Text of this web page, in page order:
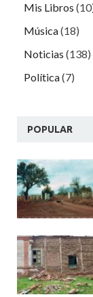
Mis Libros
Música(18)
Noticias (138)
Política(7)
POPULAR